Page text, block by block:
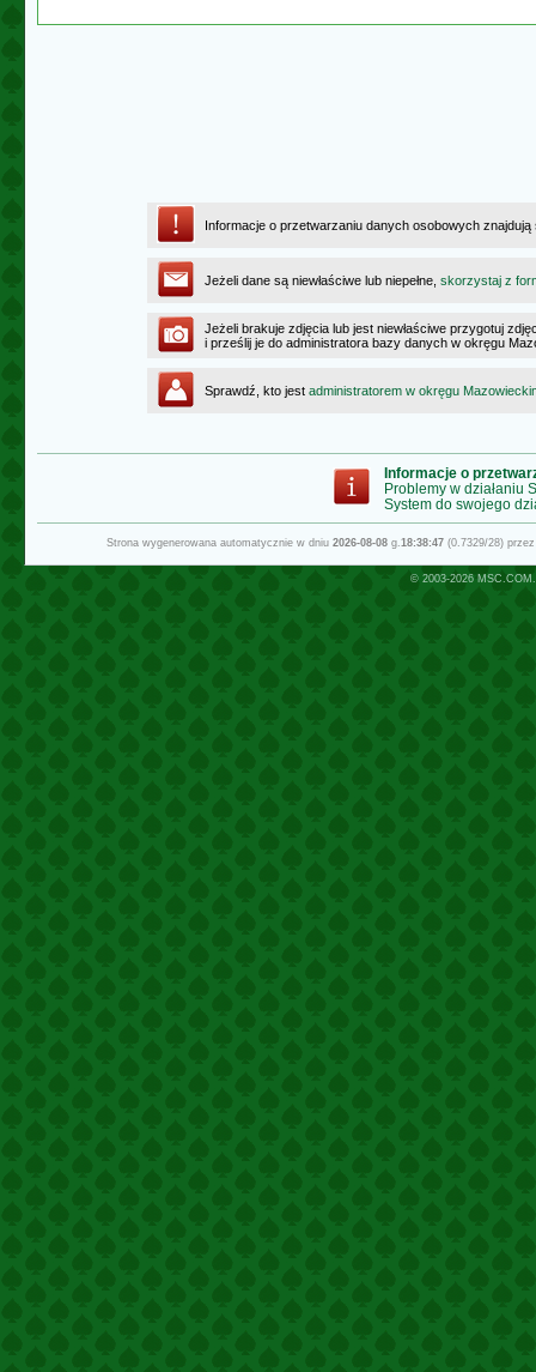
Informacje o przetwarzaniu danych osobowych
Jeżeli dane są niewłaściwe lub niepełne, skorzystaj z
Jeżeli brakuje zdjęcia lub jest niewłaściwe przygotuj
i prześlij je do administratora bazy danych w okręgu
Sprawdź, kto jest administratorem w okręgu
Informacje o
Problemy w działaniu
System do swojego
Strona wygenerowana automatycznie w dniu 2026-08-08g.18:38:47(0.7329/28)
© 2003-2026